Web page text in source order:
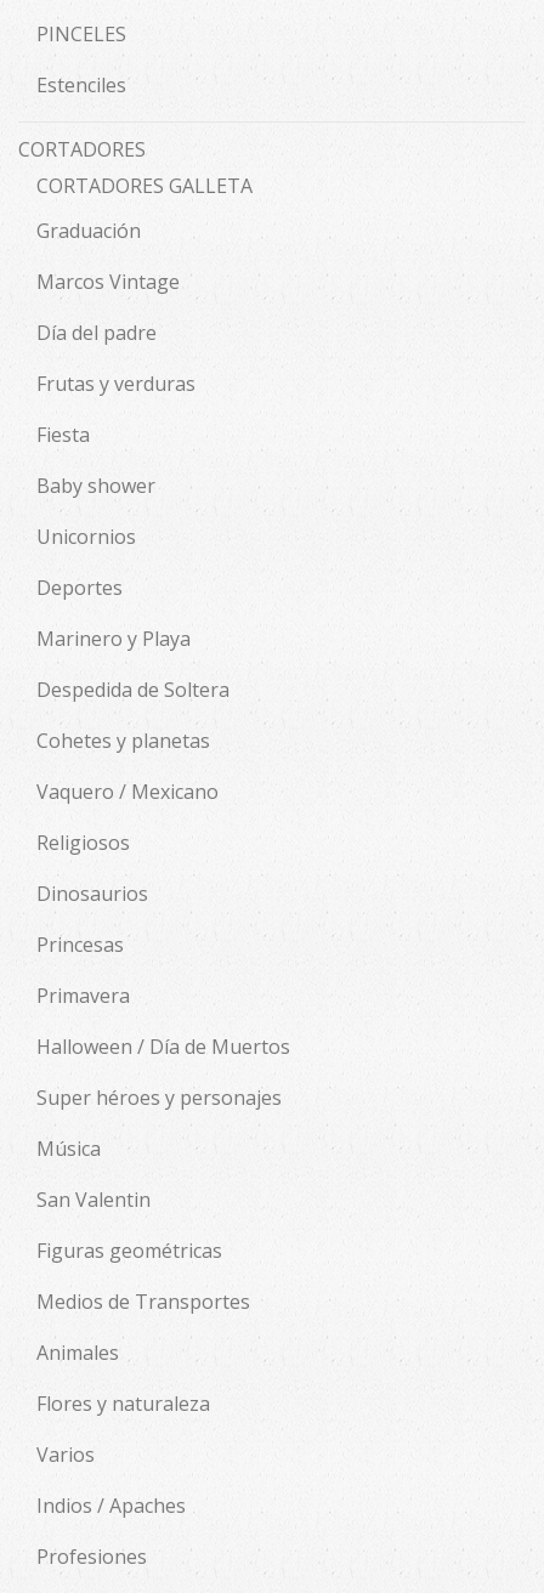
PINCELES
Estenciles
CORTADORES
CORTADORES GALLETA
Graduación
Marcos Vintage
Día del padre
Frutas y verduras
Fiesta
Baby shower
Unicornios
Deportes
Marinero y Playa
Despedida de Soltera
Cohetes y planetas
Vaquero / Mexicano
Religiosos
Dinosaurios
Princesas
Primavera
Halloween / Día de Muertos
Super héroes y personajes
Música
San Valentin
Figuras geométricas
Medios de Transportes
Animales
Flores y naturaleza
Varios
Indios / Apaches
Profesiones